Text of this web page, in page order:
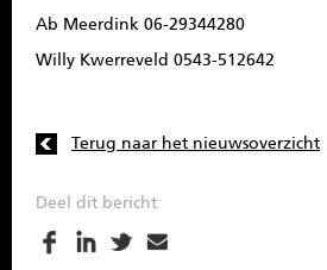
Ab Meerdink 06-29344280
Willy Kwerreveld 0543-512642
Terug naar het nieuwsoverzicht
Deel dit bericht